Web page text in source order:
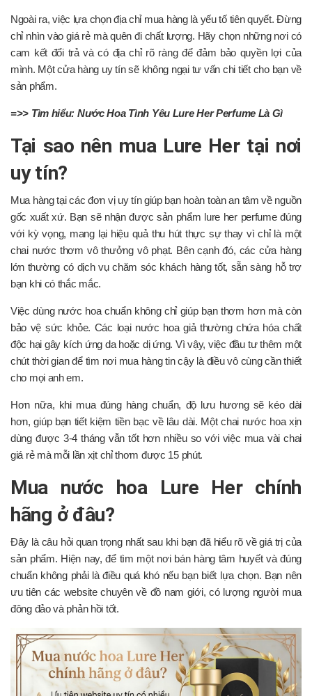
Ngoài ra, việc lựa chọn địa chỉ mua hàng là yếu tố tiên quyết. Đừng
chỉ nhìn vào giá rẻ mà quên đi chất lượng. Hãy chọn những nơi có
cam kết đổi trả và có địa chỉ rõ ràng để đảm bảo quyền lợi của
mình. Một cửa hàng uy tín sẽ không ngại tư vấn chi tiết cho bạn về
sản phẩm.
=>> Tìm hiểu: Nước Hoa Tình Yêu Lure Her Perfume Là Gì
Tại sao nên mua Lure Her tại nơi
uy tín?
Mua hàng tại các đơn vị uy tín giúp bạn hoàn toàn an tâm về nguồn
gốc xuất xứ. Bạn sẽ nhận được sản phẩm lure her perfume đúng
với kỳ vọng, mang lại hiệu quả thu hút thực sự thay vì chỉ là một
chai nước thơm vô thưởng vô phạt. Bên cạnh đó, các cửa hàng
lớn thường có dịch vụ chăm sóc khách hàng tốt, sẵn sàng hỗ trợ
bạn khi có thắc mắc.
Việc dùng nước hoa chuẩn không chỉ giúp bạn thơm hơn mà còn
bảo vệ sức khỏe. Các loại nước hoa giả thường chứa hóa chất
độc hại gây kích ứng da hoặc dị ứng. Vì vậy, việc đầu tư thêm một
chút thời gian để tìm nơi mua hàng tin cậy là điều vô cùng cần thiết
cho mọi anh em.
Hơn nữa, khi mua đúng hàng chuẩn, độ lưu hương sẽ kéo dài
hơn, giúp bạn tiết kiệm tiền bạc về lâu dài. Một chai nước hoa xịn
dùng được 3-4 tháng vẫn tốt hơn nhiều so với việc mua vài chai
giá rẻ mà mỗi lần xịt chỉ thơm được 15 phút.
Mua nước hoa Lure Her chính
hãng ở đâu?
Đây là câu hỏi quan trọng nhất sau khi bạn đã hiểu rõ về giá trị của
sản phẩm. Hiện nay, để tìm một nơi bán hàng tâm huyết và đúng
chuẩn không phải là điều quá khó nếu bạn biết lựa chọn. Bạn nên
ưu tiên các website chuyên về đồ nam giới, có lượng người mua
đông đảo và phản hồi tốt.